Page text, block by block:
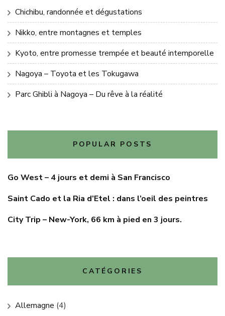
Chichibu, randonnée et dégustations
Nikko, entre montagnes et temples
Kyoto, entre promesse trempée et beauté intemporelle
Nagoya – Toyota et les Tokugawa
Parc Ghibli à Nagoya – Du rêve à la réalité
POPULAR POSTS
Go West – 4 jours et demi à San Francisco
Saint Cado et la Ria d’Etel : dans l’oeil des peintres
City Trip – New-York, 66 km à pied en 3 jours.
CATÉGORIES
Allemagne (4)